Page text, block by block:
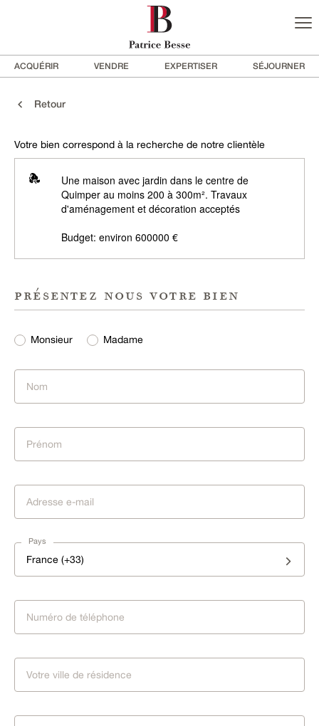
ACQUÉRIR VENDRE EXPERTISER SÉJOURNER
Retour
Votre bien correspond à la recherche de notre clientèle
Une maison avec jardin dans le centre de
Quimper au moins 200 à 300m². Travaux
d'aménagement et décoration acceptés
Budget: environ 600000 €
présentez nous votre bien
Monsieur Madame
Pays
France (+33)